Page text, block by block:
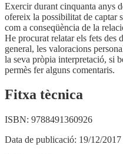
Exercir durant cinquanta anys
ofereix la possibilitat de captar
com a conseqüència de la
He procurat relatar els fets des
general, les valoracions
la seva pròpia interpretació, si
permès fer alguns comentaris.
Fitxa tècnica
ISBN: 9788491360926
Data de publicació: 19/12/2017